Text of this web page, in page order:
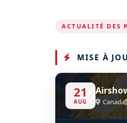
ACTUALITÉ DES
MISE À
21
AUG Canada